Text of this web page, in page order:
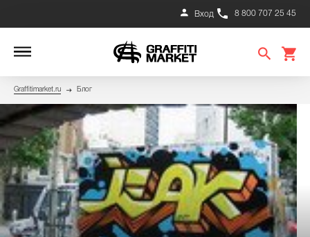
8 800 707 25 45
Вход
Graffitimarket.ru Блог